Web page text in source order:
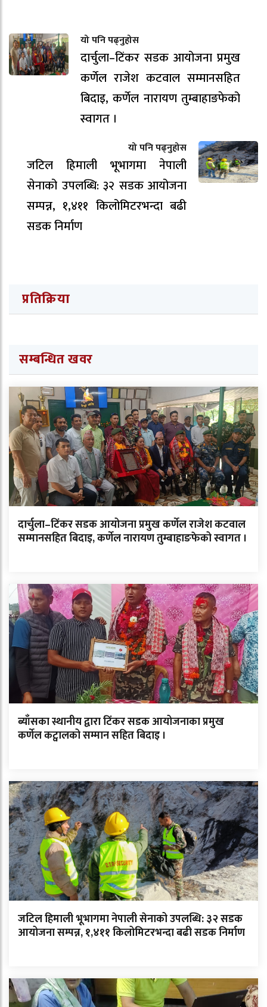
यो पनि पढ्नुहोस
दार्चुला–टिंकर सडक आयोजना प्रमुख
कर्णेल राजेश कटवाल सम्मानसहित
बिदाइ, कर्णेल नारायण तुम्बाहाङफेको
स्वागत ।
यो पनि पढ्नुहोस
जटिल हिमाली भूभागमा नेपाली
सेनाको उपलब्धि: ३२ सडक आयोजना
सम्पन्न, १,४११ किलोमिटरभन्दा बढी
सडक निर्माण
प्रतिक्रिया
सम्बन्धित खवर
दार्चुला–टिंकर सडक आयोजना प्रमुख कर्णेल राजेश कटवाल
सम्मानसहित बिदाइ, कर्णेल नारायण तुम्बाहाङफेको स्वागत ।
ब्याँसका स्थानीय द्वारा टिंकर सडक आयोजनाका प्रमुख
कर्णेल कट्वालको सम्मान सहित बिदाइ ।
जटिल हिमाली भूभागमा नेपाली सेनाको उपलब्धि: ३२ सडक
आयोजना सम्पन्न, १,४११ किलोमिटरभन्दा बढी सडक निर्माण